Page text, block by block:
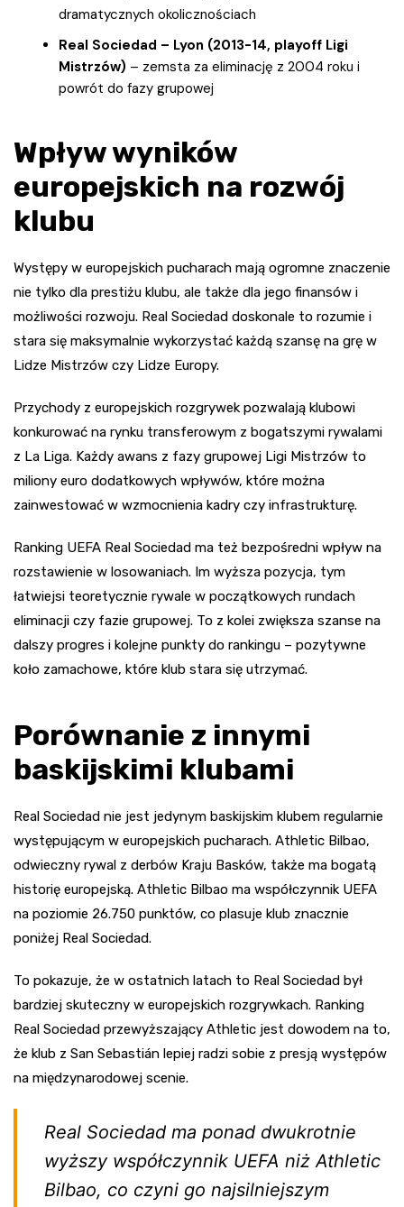
dramatycznych okolicznościach
Real Sociedad – Lyon (2013-14, playoff Ligi
Mistrzów) – zemsta za eliminację z 2004 roku i
powrót do fazy grupowej
Wpływ wyników
europejskich na rozwój
klubu
Występy w europejskich pucharach mają ogromne znaczenie
nie tylko dla prestiżu klubu, ale także dla jego finansów i
możliwości rozwoju. Real Sociedad doskonale to rozumie i
stara się maksymalnie wykorzystać każdą szansę na grę w
Lidze Mistrzów czy Lidze Europy.
Przychody z europejskich rozgrywek pozwalają klubowi
konkurować na rynku transferowym z bogatszymi rywalami
z La Liga. Każdy awans z fazy grupowej Ligi Mistrzów to
miliony euro dodatkowych wpływów, które można
zainwestować w wzmocnienia kadry czy infrastrukturę.
Ranking UEFA Real Sociedad ma też bezpośredni wpływ na
rozstawienie w losowaniach. Im wyższa pozycja, tym
łatwiejsi teoretycznie rywale w początkowych rundach
eliminacji czy fazie grupowej. To z kolei zwiększa szanse na
dalszy progres i kolejne punkty do rankingu – pozytywne
koło zamachowe, które klub stara się utrzymać.
Porównanie z innymi
baskijskimi klubami
Real Sociedad nie jest jedynym baskijskim klubem regularnie
występującym w europejskich pucharach. Athletic Bilbao,
odwieczny rywal z derbów Kraju Basków, także ma bogatą
historię europejską. Athletic Bilbao ma współczynnik UEFA
na poziomie 26.750 punktów, co plasuje klub znacznie
poniżej Real Sociedad.
To pokazuje, że w ostatnich latach to Real Sociedad był
bardziej skuteczny w europejskich rozgrywkach. Ranking
Real Sociedad przewyższający Athletic jest dowodem na to,
że klub z San Sebastián lepiej radzi sobie z presją występów
na międzynarodowej scenie.
Real Sociedad ma ponad dwukrotnie
wyższy współczynnik UEFA niż Athletic
Bilbao, co czyni go najsilniejszym